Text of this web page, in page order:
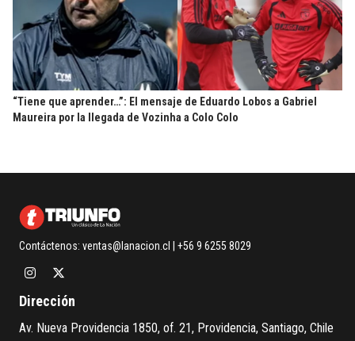
“Tiene que aprender…”: El mensaje de Eduardo Lobos a Gabriel
Maureira por la llegada de Vozinha a Colo Colo
Contáctenos: ventas@lanacion.cl | +56 9 6255 8029
Dirección
Av. Nueva Providencia 1850, of. 21, Providencia, Santiago, Chile